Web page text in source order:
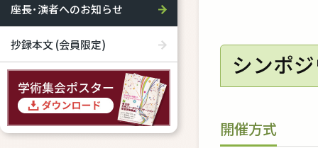
座長･演者へのお知らせ
抄録本文 (会員限定)
シンポ
開催方式